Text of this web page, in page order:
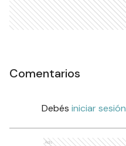
Comentarios
Debés iniciar sesión
Ads